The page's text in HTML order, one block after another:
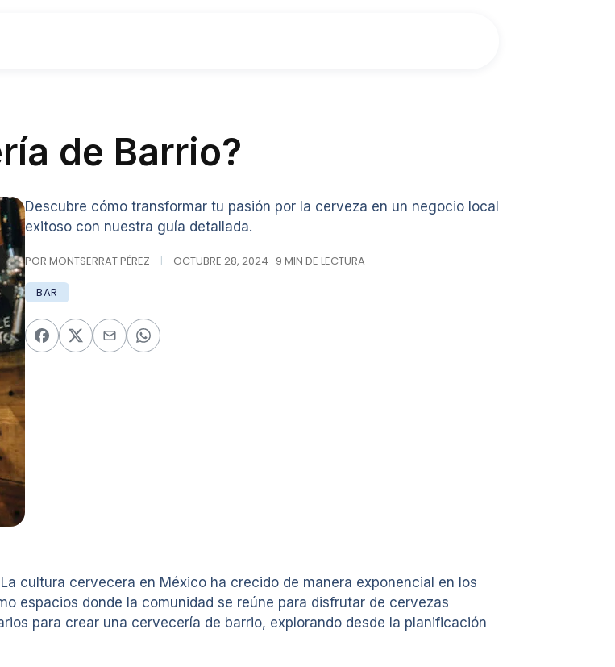
de Barrio?
Descubre cómo transformar tu pasión por la cerveza en un negocio local
exitoso con nuestra guía detallada.
POR MONTSERRAT PÉREZ | OCTUBRE 28, 2024 · 9 MIN DE LECTURA
BAR
cultura cervecera en México ha crecido de manera exponencial en los
espacios donde la comunidad se reúne para disfrutar de cervezas
para crear una cervecería de barrio, explorando desde la planificación